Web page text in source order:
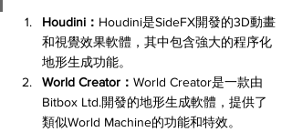
Houdini： Houdini是SideFX開發的3D動畫
和視覺效果軟體，其中包含強大的程序化
地形生成功能。
World Creator： World Creator是一款由
Bitbox Ltd.開發的地形生成軟體，提供了
類似World Machine的功能和特效。